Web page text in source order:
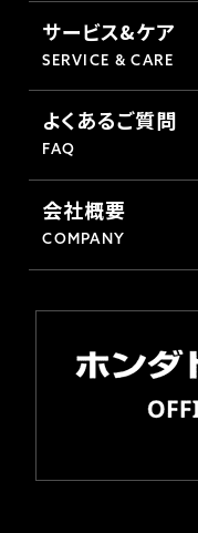
サービス&ケア
SERVICE & CARE
よくあるご質問
FAQ
会社概要
COMPANY